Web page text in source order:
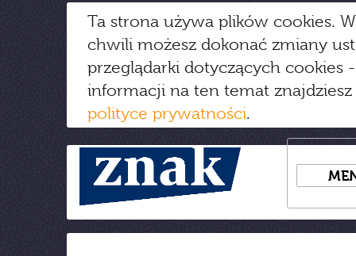
Ta strona używa plików cookies.
chwili możesz dokonać zmiany
przeglądarki dotyczących cookies
informacji na ten temat
polityce prywatności.